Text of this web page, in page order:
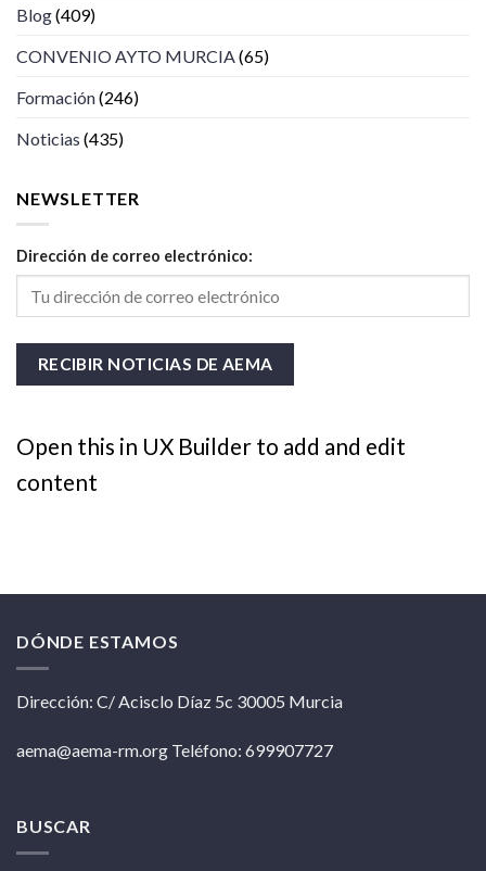
Blog(409)
CONVENIO AYTO MURCIA(65)
Formación(246)
Noticias (435)
NEWSLETTER
Dirección de correo electrónico:
Open this in UX Builder to add and edit
content
DÓNDE ESTAMOS
Dirección: C/ Acisclo Díaz 5c 30005 Murcia
aema@aema-rm.org Teléfono: 699907727
BUSCAR